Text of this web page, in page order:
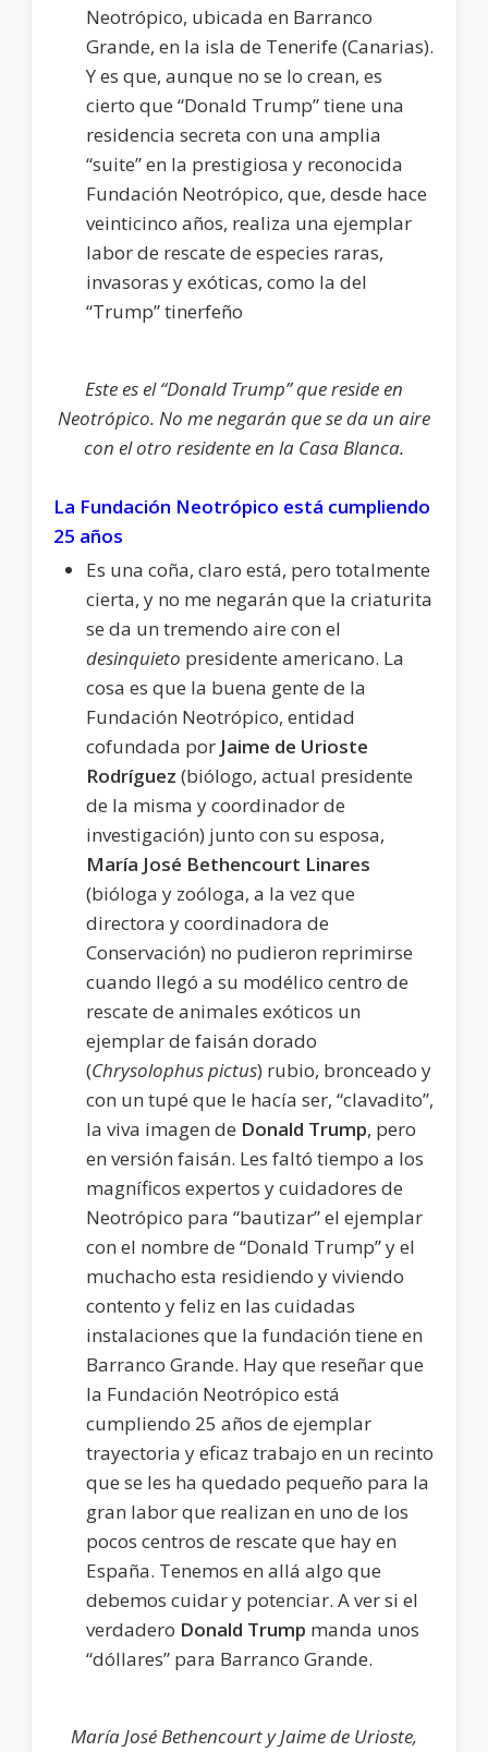
Neotrópico, ubicada en Barranco
Grande, en la isla de Tenerife (Canarias).
Y es que, aunque no se lo crean, es
cierto que “Donald Trump” tiene una
residencia secreta con una amplia
“suite” en la prestigiosa y reconocida
Fundación Neotrópico, que, desde hace
veinticinco años, realiza una ejemplar
labor de rescate de especies raras,
invasoras y exóticas, como la del
“Trump” tinerfeño
Este es el “Donald Trump” que reside en
Neotrópico. No me negarán que se da un aire
con el otro residente en la Casa Blanca.
La Fundación Neotrópico está cumpliendo
25 años
Es una coña, claro está, pero totalmente
cierta, y no me negarán que la criaturita
se da un tremendo aire con el
desinquieto presidente americano. La
cosa es que la buena gente de la
Fundación Neotrópico, entidad
cofundada por Jaime de Urioste
Rodríguez (biólogo, actual presidente
de la misma y coordinador de
investigación) junto con su esposa,
María José Bethencourt Linares
(bióloga y zoóloga, a la vez que
directora y coordinadora de
Conservación) no pudieron reprimirse
cuando llegó a su modélico centro de
rescate de animales exóticos un
ejemplar de faisán dorado
(Chrysolophus pictus) rubio, bronceado y
con un tupé que le hacía ser, “clavadito”,
la viva imagen de Donald Trump, pero
en versión faisán. Les faltó tiempo a los
magníficos expertos y cuidadores de
Neotrópico para “bautizar” el ejemplar
con el nombre de “Donald Trump” y el
muchacho esta residiendo y viviendo
contento y feliz en las cuidadas
instalaciones que la fundación tiene en
Barranco Grande. Hay que reseñar que
la Fundación Neotrópico está
cumpliendo 25 años de ejemplar
trayectoria y eficaz trabajo en un recinto
que se les ha quedado pequeño para la
gran labor que realizan en uno de los
pocos centros de rescate que hay en
España. Tenemos en allá algo que
debemos cuidar y potenciar. A ver si el
verdadero Donald Trump manda unos
“dóllares” para Barranco Grande.
María José Bethencourt y Jaime de Urioste,